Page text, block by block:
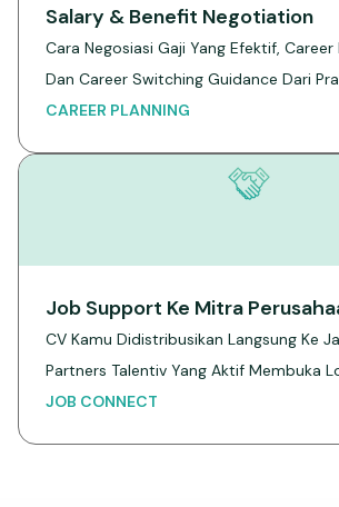
Salary & Benefit Negotiation
Cara Negosiasi Gaji Yang Efektif, Career
Dan Career Switching Guidance Dari
CAREER PLANNING
Job Support Ke Mitra
CV Kamu Didistribusikan Langsung Ke
Partners Talentiv Yang Aktif Membuka
JOB CONNECT